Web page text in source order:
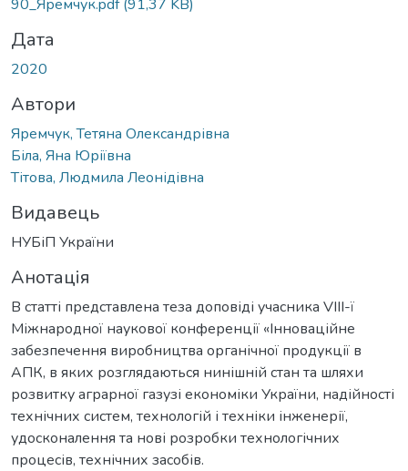
90_Яремчук.pdf(91,37 KB)
Дата
2020
Автори
Яремчук, Тетяна Олександрівна
Біла, Яна Юріївна
Тітова, Людмила Леонідівна
Видавець
НУБіП України
Анотація
В статті представлена теза доповіді учасника VIІІ-ї
Міжнародної наукової конференції «Інноваційне
забезпечення виробництва органічної продукції в
АПК, в яких розглядаються нинішній стан та шляхи
розвитку аграрної газузі економіки України, надійності
технічних систем, технологій і техніки інженерії,
удосконалення та нові розробки технологічних
процесів, технічних засобів.